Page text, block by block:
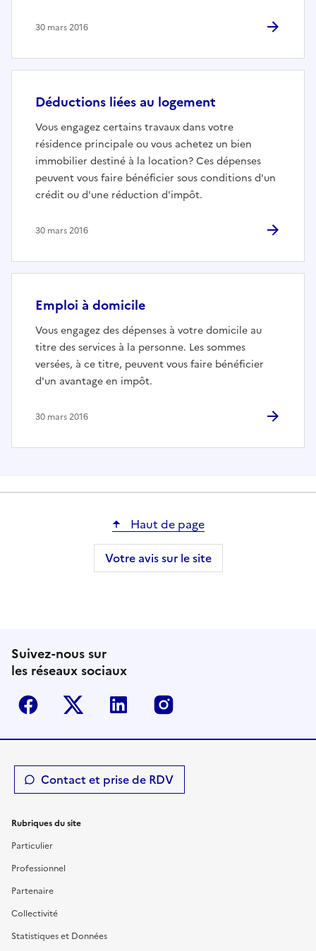
30 mars 2016
Déductions liées au logement
Vous engagez certains travaux dans votre
résidence principale ou vous achetez un bien
immobilier destiné à la location? Ces dépenses
peuvent vous faire bénéficier sous conditions d'un
crédit ou d'une réduction d'impôt.
30 mars 2016
Emploi à domicile
Vous engagez des dépenses à votre domicile au
titre des services à la personne. Les sommes
versées, à ce titre, peuvent vous faire bénéficier
d'un avantage en impôt.
30 mars 2016
Haut de page
Votre avis sur le site
Suivez-nous sur
les réseaux sociaux
Facebook Twitter-X Linkedin
Contact et prise de RDV
Rubriques du site
Particulier
Professionnel
Partenaire
Collectivité
Statistiques et Données